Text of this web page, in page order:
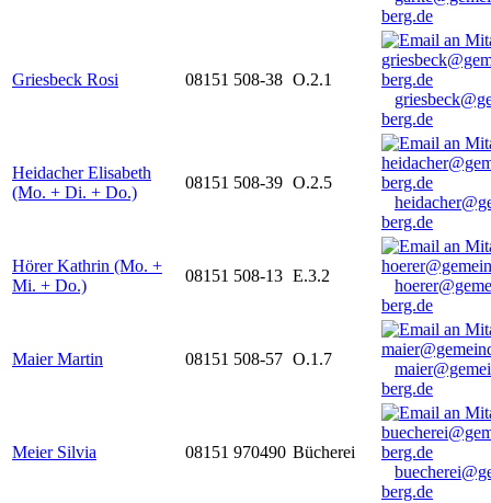
berg.de
Griesbeck Rosi 08151 508-38 O.2.1
berg.de
Heidacher Elisabeth
(Mo. + Di. + Do.)
08151 508-39 O.2.5
berg.de
Hörer Kathrin (Mo. +
Mi. + Do.)
08151 508-13 E.3.2
berg.de
Maier Martin 08151 508-57 O.1.7
berg.de
Meier Silvia 08151 970490 Bücherei
berg.de